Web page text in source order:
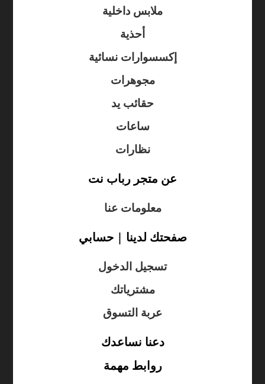
ملابس داخلية
أحذية
إكسسوارات نسائية
مجوهرات
حقائب يد
ساعات
نظارات
عن متجر رباب نت
معلومات عنا
صفحتك لدينا | حسابي
تسجيل الدخول
مشترياتك
عربة التسوق
دعنا نساعدك
روابط مهمة